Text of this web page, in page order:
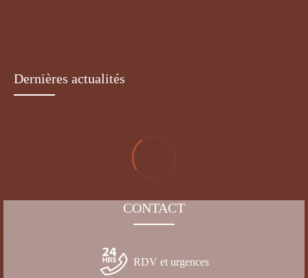
Dernières actualités
CONTACT
RDV et urgences